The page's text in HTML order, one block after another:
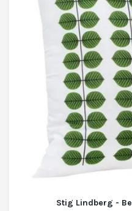
Stig Lindberg -